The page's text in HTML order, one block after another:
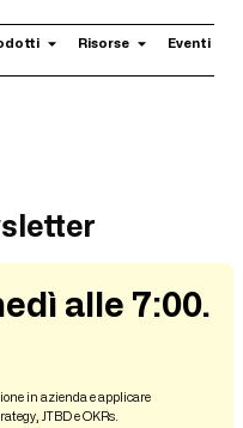
Risorse Eventi
alle 7:00.
in azienda e applicare
JTBD e OKRs.